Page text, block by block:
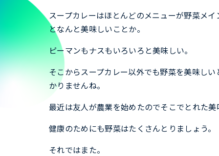
スープカレーはほとんどのメニューが野菜メ
となんと美味しいことか。
ピーマンもナスもいろいろと美味しい。
そこからスープカレー以外でも野菜を美味し
かりませんね。
最近は友人が農業を始めたのでそこでとれた
健康のためにも野菜はたくさんとりましょう。
それではまた。